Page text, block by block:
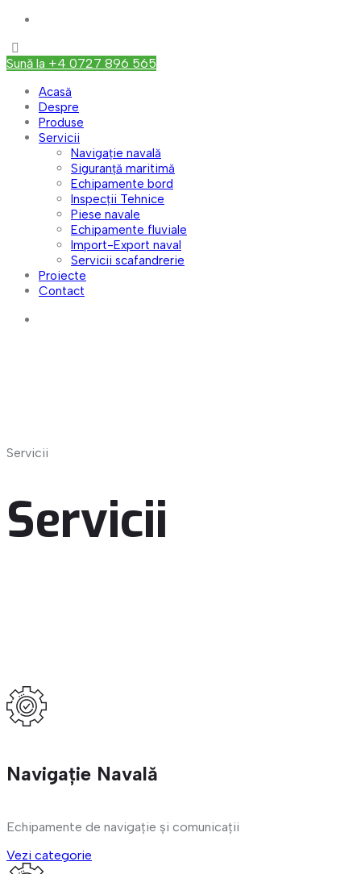
Sună la +4 0727 896 565
Acasă
Despre
Produse
Servicii
Navigație navală
Siguranță maritimă
Echipamente bord
Inspecții Tehnice
Piese navale
Echipamente fluviale
Import-Export naval
Servicii scafandrerie
Proiecte
Contact
Servicii
Servicii
Navigație Navală
Echipamente de navigație și comunicații
Vezi categorie